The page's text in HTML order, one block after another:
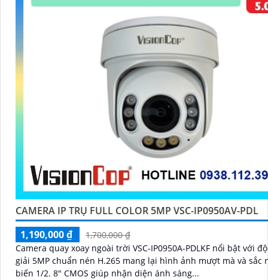
CAMERA IP TRỤ FULL COLOR 5MP VSC-IP0950AV-PDL
1,190,000 ₫
1,700,000 ₫
Camera quay xoay ngoài trời VSC-IP0950A-PDLKF nổi bật với
giải 5MP chuẩn nén H.265 mang lại hình ảnh mượt mà và sắc nét.
biến 1/2. 8" CMOS giúp nhận diện ánh sáng...